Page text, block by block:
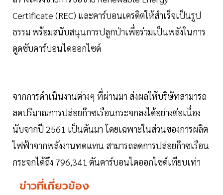
Certificate (REC) และคาร์บอนเครดิตให้สำเร็จเป็นรูป
ธรรม พร้อมสนับสนุนการปลูกป่าเพื่อร่วมเป็นพลังในการ
ดูดซับคาร์บอนไดออกไซด์
จากการดำเนินงานต่างๆ ที่ผ่านมา ส่งผลให้บริษัทสามารถ
ลดปริมาณการปล่อยก๊าซเรือนกระจกลงได้อย่างต่อเนื่อง
นับจากปี 2561 เป็นต้นมา โดยเฉพาะในส่วนของการผลิต
ไฟฟ้าจากพลังงานทดแทน สามารถลดการปล่อยก๊าซเรือน
กระจกได้ถึง 796,341 ตันคาร์บอนไดออกไซด์เทียบเท่า
ข่าวที่เกี่ยวข้อง